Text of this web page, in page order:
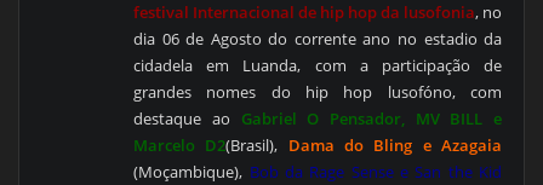
festival Internacional de hip hop da lusofonia, no
dia 06 de Agosto do corrente ano no estadio da
cidadela em Luanda, com a participação de
grandes nomes do hip hop lusofóno, com
destaque ao Gabriel O Pensador, MV BILL e
Marcelo D2(Brasil), Dama do Bling e Azagaia
(Moçambique), Bob da Rage Sense e San the Kid